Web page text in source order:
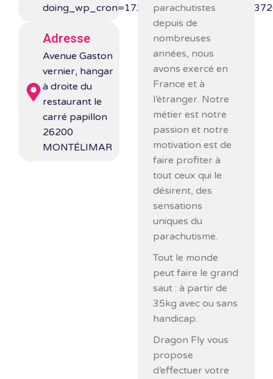
Adresse
Avenue Gaston
vernier, hangar
à droite du
restaurant le
carré papillon
26200
MONTÉLIMAR
parachutistes
depuis de
nombreuses
années, nous
avons exercé en
France et à
l’étranger. Notre
métier est notre
passion et notre
motivation est de
faire profiter à
tout ceux qui le
désirent, des
sensations
uniques du
parachutisme.
Tout le monde
peut faire le grand
saut : à partir de
35kg avec ou sans
handicap.
Dragon Fly vous
propose
d’effectuer votre